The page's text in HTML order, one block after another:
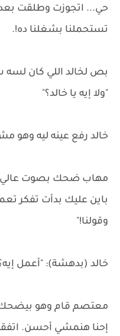
حي... اتجوزت وطلقت
تستحملنا بشغلنا ده!.
بص لخالد اللي كان لسه
"ولا إيه يا خالد؟"
خالد رفع عينه ليه
مهاب ضحك بصوت عالي
باين عليك بدأت تفكر
وقولنا!"
خالد (بدهشة): "أعمل
معتصم قام وهو
إحنا هنمشي أحسن.